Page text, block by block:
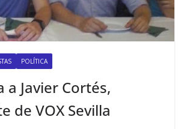
POLÍTICA
a Javier Cortés,
de VOX Sevilla